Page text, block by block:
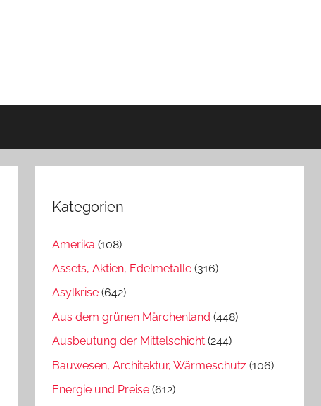
Kategorien
Amerika (108)
Assets, Aktien, Edelmetalle (316)
Asylkrise (642)
Aus dem grünen Märchenland (448)
Ausbeutung der Mittelschicht (244)
Bauwesen, Architektur, Wärmeschutz (106)
Energie und Preise (612)